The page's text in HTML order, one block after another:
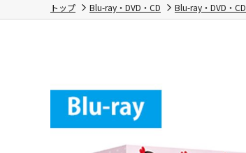
トップ Blu-ray・DVD・CD Blu-ray・DVD・CD